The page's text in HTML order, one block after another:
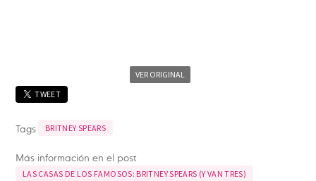
VER ORIGINAL
TWEET
Tags BRITNEY SPEARS
Más información en el post
LAS CASAS DE LOS FAMOSOS: BRITNEY SPEARS (Y VAN TRES)